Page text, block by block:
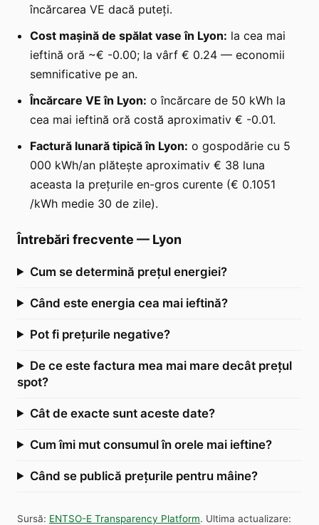
încărcarea VE dacă puteți.
Cost mașină de spălat vase în Lyon: la cea mai
ieftină oră ~€ -0.00; la vârf € 0.24 — economii
semnificative pe an.
Încărcare VE în Lyon: o încărcare de 50 kWh la
cea mai ieftină oră costă aproximativ € -0.01.
Factură lunară tipică în Lyon: o gospodărie cu 5
000 kWh/an plătește aproximativ € 38 luna
aceasta la prețurile en-gros curente (€ 0.1051
/kWh medie 30 de zile).
Întrebări frecvente — Lyon
Cum se determină prețul energiei?
Când este energia cea mai ieftină?
Pot fi prețurile negative?
De ce este factura mea mai mare decât prețul
spot?
Cât de exacte sunt aceste date?
Cum îmi mut consumul în orele mai ieftine?
Când se publică prețurile pentru mâine?
Sursă: ENTSO-E Transparency Platform. Ultima actualizare: